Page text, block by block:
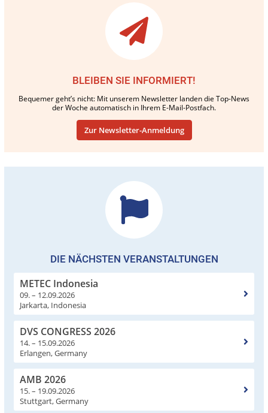
BLEIBEN SIE INFORMIERT!
Bequemer geht’s nicht: Mit unserem Newsletter landen die Top-News
der Woche automatisch in Ihrem E-Mail-Postfach.
Zur Newsletter-Anmeldung
DIE NÄCHSTEN VERANSTALTUNGEN
METEC Indonesia
09. – 12.09.2026
Jarkarta, Indonesia
DVS CONGRESS 2026
14. – 15.09.2026
Erlangen, Germany
AMB 2026
15. – 19.09.2026
Stuttgart, Germany